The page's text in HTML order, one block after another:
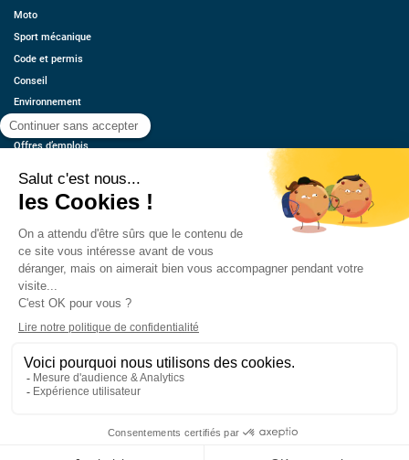
Moto
Sport mécanique
Code et permis
Conseil
Environnement
Économie
Offres d’emplois
Contact
Estimez votre voiture
Mentions légales
CGU